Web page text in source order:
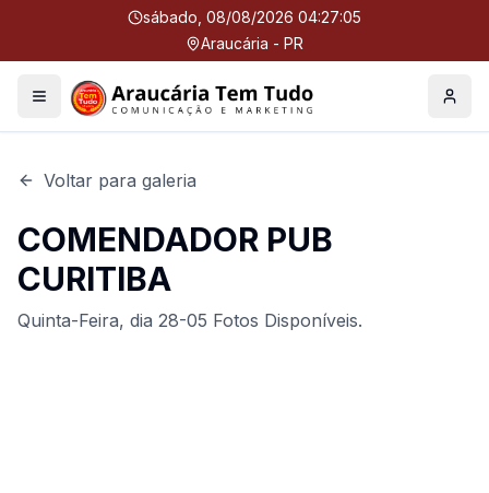
sábado, 08/08/2026 04:27:05
Araucária - PR
Menu Perfil
Voltar para galeria
COMENDADOR PUB
CURITIBA
Quinta-Feira, dia 28-05 Fotos Disponíveis.